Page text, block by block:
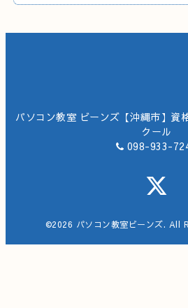
パソコン教室 ビーンズ【沖縄市】資
クール
098-933-
©2026 パソコン教室ビーンズ. All